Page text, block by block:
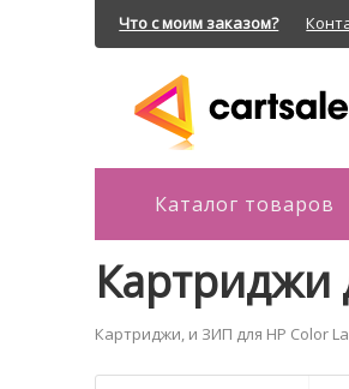
Что с моим заказом?
Каталог товаров
Картриджи
Картриджи, и ЗИП для HP Color